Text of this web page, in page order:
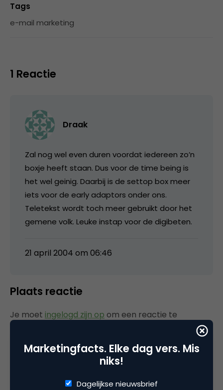
Tags
e-mail marketing
1 Reactie
Draak
Zal nog wel even duren voordat iedereen zo’n
boxje heeft staan. Dus voor de time being is
het wel geinig. Daarbij is de settop box meer
iets voor de early adaptors onder ons.
Teletekst wordt toch meer gebruikt door het
gemene volk. Leuke instap voor de digibeten.
21 april 2004 om 06:46
Plaats reactie
Je moet ingelogd zijn op om een reactie te
Gerelateerde artikelen
Marketingfacts. Elke dag vers. Mis
niks!
Dagelijkse nieuwsbrief